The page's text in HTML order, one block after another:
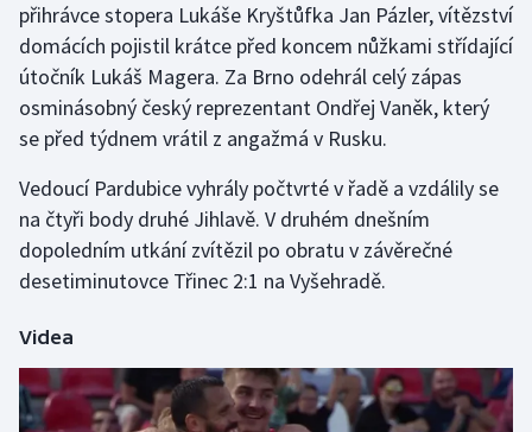
Olympijské hry
Parasport
Plavání
Plážový volejbal
Ragby
Rychlostní kanoistika
Short track
přihrávce stopera Lukáše Kryštůfka Jan Pázler, vítězství
domácích pojistil krátce před koncem nůžkami střídající
útočník Lukáš Magera. Za Brno odehrál celý zápas
osminásobný český reprezentant Ondřej Vaněk, který
se před týdnem vrátil z angažmá v Rusku.
Vedoucí Pardubice vyhrály počtvrté v řadě a vzdálily se
na čtyři body druhé Jihlavě. V druhém dnešním
dopoledním utkání zvítězil po obratu v závěrečné
desetiminutovce Třinec 2:1 na Vyšehradě.
Videa